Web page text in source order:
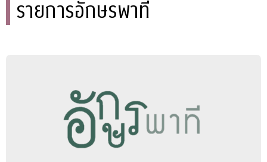
รายการอักษรพาที